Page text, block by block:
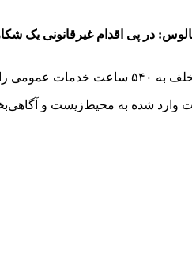
در پی اقدام غیرقانونی
شده است.
وارد شده به محیط‌زیست و